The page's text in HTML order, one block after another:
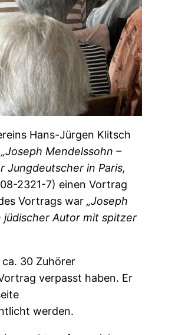
Hans-Jürgen Klitsch
„Joseph Mendelssohn –
Jungdeutscher in Paris,
2321-7) einen Vortrag
Vortrags war „Joseph
jüdischer Autor mit spitzer
30 Zuhörer
verpasst haben. Er
werden.